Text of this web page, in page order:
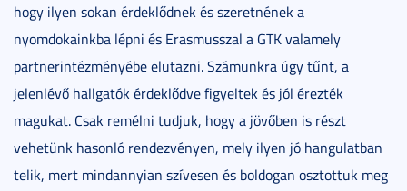
hogy ilyen sokan érdeklődnek és szeretnének a
nyomdokainkba lépni és Erasmusszal a GTK valamely
partnerintézményébe elutazni. Számunkra úgy tűnt, a
jelenlévő hallgatók érdeklődve figyeltek és jól érezték
magukat. Csak remélni tudjuk, hogy a jövőben is részt
vehetünk hasonló rendezvényen, mely ilyen jó hangulatban
telik, mert mindannyian szívesen és boldogan osztottuk meg